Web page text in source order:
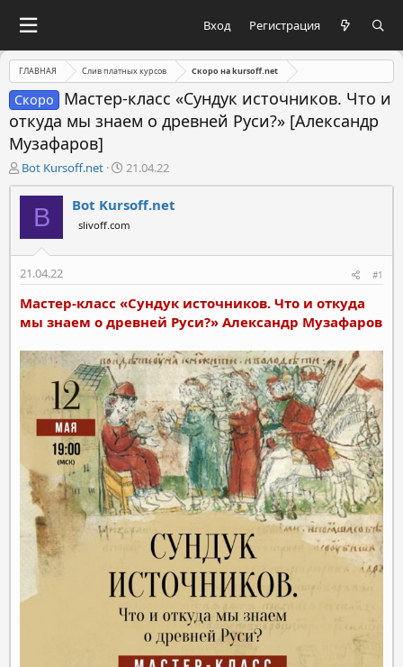
Вход Регистрация
ГЛАВНАЯ Слив платных курсов Скоро на kursoff.net
Скоро
Мастер-класс «Сундук источников. Что и
откуда мы знаем о древней Руси?» [Александр
Музафаров]
А
в
т
м
ы
Bot Kursoff.net
Д
а
т
а
н
а
л
а
21.04.22
B Bot Kursoff.net
slivoff.com
21.04.22 #1
Мастер-класс «Сундук источников. Что и откуда
мы знаем о древней Руси?» Александр Музафаров